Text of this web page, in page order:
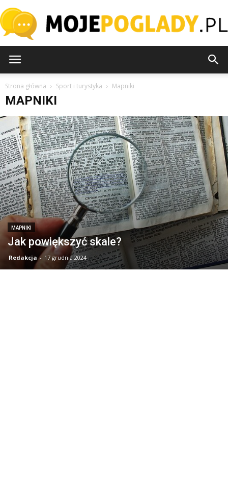
Strona główna Sport i turystyka Mapniki
MAPNIKI
MAPNIKI
Jak powiększyć skale?
Redakcja - 17 grudnia 2024